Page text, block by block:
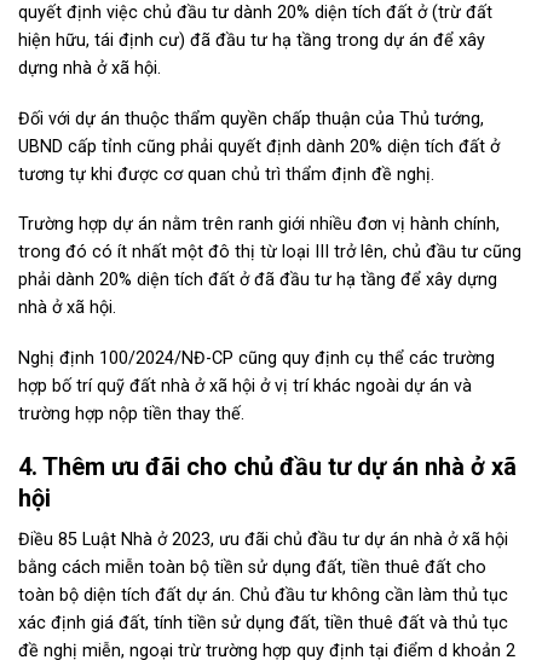
quyết định việc chủ đầu tư dành 20% diện tích đất ở (trừ đất
hiện hữu, tái định cư) đã đầu tư hạ tầng trong dự án để xây
dựng nhà ở xã hội.
Đối với dự án thuộc thẩm quyền chấp thuận của Thủ tướng,
UBND cấp tỉnh cũng phải quyết định dành 20% diện tích đất ở
tương tự khi được cơ quan chủ trì thẩm định đề nghị.
Trường hợp dự án nằm trên ranh giới nhiều đơn vị hành chính,
trong đó có ít nhất một đô thị từ loại III trở lên, chủ đầu tư cũng
phải dành 20% diện tích đất ở đã đầu tư hạ tầng để xây dựng
nhà ở xã hội.
Nghị định 100/2024/NĐ-CP cũng quy định cụ thể các trường
hợp bố trí quỹ đất nhà ở xã hội ở vị trí khác ngoài dự án và
trường hợp nộp tiền thay thế.
4. Thêm ưu đãi cho chủ đầu tư dự án nhà ở xã
hội
Điều 85 Luật Nhà ở 2023, ưu đãi chủ đầu tư dự án nhà ở xã hội
bằng cách miễn toàn bộ tiền sử dụng đất, tiền thuê đất cho
toàn bộ diện tích đất dự án. Chủ đầu tư không cần làm thủ tục
xác định giá đất, tính tiền sử dụng đất, tiền thuê đất và thủ tục
đề nghị miễn, ngoại trừ trường hợp quy định tại điểm d khoản 2